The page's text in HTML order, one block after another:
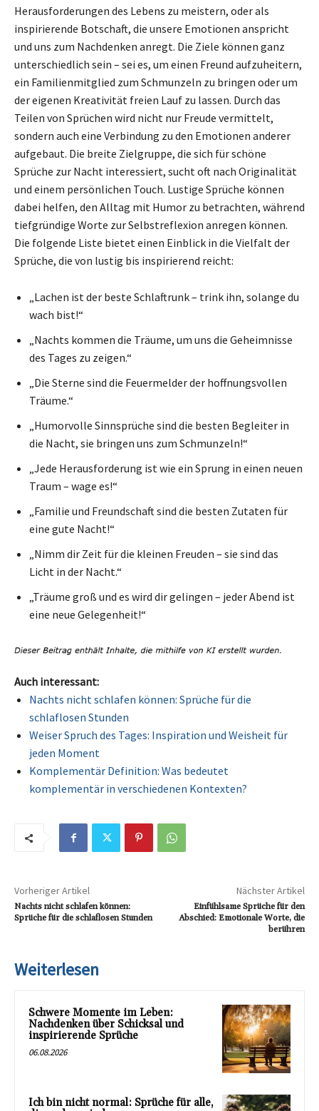
Herausforderungen des Lebens zu meistern, oder als
inspirierende Botschaft, die unsere Emotionen anspricht
und uns zum Nachdenken anregt. Die Ziele können ganz
unterschiedlich sein – sei es, um einen Freund aufzuheitern,
ein Familienmitglied zum Schmunzeln zu bringen oder um
der eigenen Kreativität freien Lauf zu lassen. Durch das
Teilen von Sprüchen wird nicht nur Freude vermittelt,
sondern auch eine Verbindung zu den Emotionen anderer
aufgebaut. Die breite Zielgruppe, die sich für schöne
Sprüche zur Nacht interessiert, sucht oft nach Originalität
und einem persönlichen Touch. Lustige Sprüche können
dabei helfen, den Alltag mit Humor zu betrachten, während
tiefgründige Worte zur Selbstreflexion anregen können.
Die folgende Liste bietet einen Einblick in die Vielfalt der
Sprüche, die von lustig bis inspirierend reicht:
„Lachen ist der beste Schlaftrunk – trink ihn, solange du
wach bist!“
„Nachts kommen die Träume, um uns die Geheimnisse
des Tages zu zeigen.“
„Die Sterne sind die Feuermelder der hoffnungsvollen
Träume.“
„Humorvolle Sinnsprüche sind die besten Begleiter in
die Nacht, sie bringen uns zum Schmunzeln!“
„Jede Herausforderung ist wie ein Sprung in einen neuen
Traum – wage es!“
„Familie und Freundschaft sind die besten Zutaten für
eine gute Nacht!“
„Nimm dir Zeit für die kleinen Freuden – sie sind das
Licht in der Nacht.“
„Träume groß und es wird dir gelingen – jeder Abend ist
eine neue Gelegenheit!“
Auch interessant:
Nachts nicht schlafen können: Sprüche für die
schlaflosen Stunden
Weiser Spruch des Tages: Inspiration und Weisheit für
jeden Moment
Komplementär Definition: Was bedeutet
komplementär in verschiedenen Kontexten?
Vorheriger Artikel
Nachts nicht schlafen können:
Sprüche für die schlaflosen Stunden
Nächster Artikel
Einfühlsame Sprüche für den
Abschied: Emotionale Worte, die
berühren
Weiterlesen
Schwere Momente im Leben:
Nachdenken über Schicksal und
inspirierende Sprüche
06.08.2026
Ich bin nicht normal: Sprüche für alle,